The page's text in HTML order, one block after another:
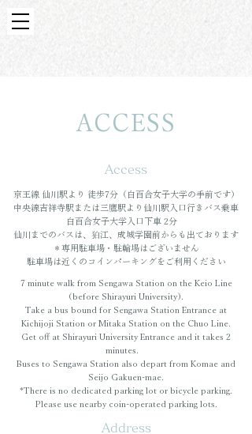
ACCESS
Access
京王線 仙川駅より 徒歩7分（白百合女子大学の手前です）
中央線吉祥寺駅または三鷹駅より仙川駅入口行きバス乗車
白百合女子大学入口下車 2分
​仙川までのバスは、狛江、成城学園前からも出ております
＊専用駐車場・駐輪場はございません
駐車場は近くのコインパーキングをご利用ください
7 minute walk from Sengawa Station on the Keio Line
(before Shirayuri University).
Take a bus bound for Sengawa Station Entrance at
Kichijoji Station or Mitaka Station on the Chuo Line.
Get off at Shirayuri University Entrance and it takes 2
minutes.
Buses to Sengawa Station also depart from Komae and
Seijo Gakuen-mae.
*There is no dedicated parking lot or bicycle parking.
Please use nearby coin-operated parking lots.
Address